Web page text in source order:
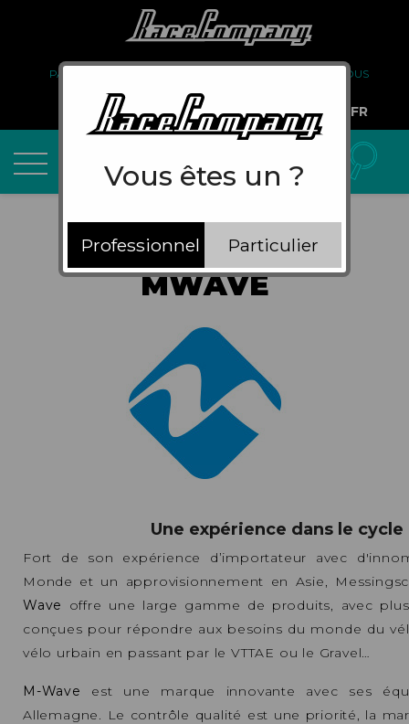
PARTENARIAT
À PROPOS DE NOUS
COMPTE PRO
FR
MWAVE
Une expérience dans le
Fort de son expérience d’importateur avec
Monde et un approvisionnement en Asie,
Wave
offre une large gamme de produits, avec
conçues pour répondre aux besoins du monde du
vélo urbain en passant par le VTTAE ou le Gravel…
M-Wave
est une marque innovante avec ses
Allemagne. Le contrôle qualité est une priorité, la
Vous êtes un ?
Professionnel Particulier